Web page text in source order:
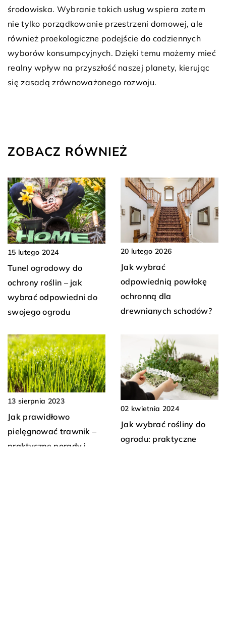
środowiska. Wybranie takich usług wspiera zatem
nie tylko porządkowanie przestrzeni domowej, ale
również proekologiczne podejście do codziennych
wyborów konsumpcyjnych. Dzięki temu możemy mieć
realny wpływ na przyszłość naszej planety, kierując
się zasadą zrównoważonego rozwoju.
ZOBACZ RÓWNIEŻ
15 lutego 2024
Tunel ogrodowy do
ochrony roślin – jak
wybrać odpowiedni do
swojego ogrodu
20 lutego 2026
Jak wybrać
odpowiednią powłokę
ochronną dla
drewnianych schodów?
13 sierpnia 2023
Jak prawidłowo
pielęgnować trawnik –
praktyczne porady i
02 kwietnia 2024
Jak wybrać rośliny do
ogrodu: praktyczne